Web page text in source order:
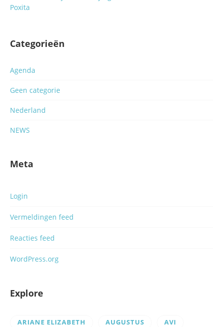
Poxita
Categorieën
Agenda
Geen categorie
Nederland
NEWS
Meta
Login
Vermeldingen feed
Reacties feed
WordPress.org
Explore
ARIANE ELIZABETH AUGUSTUS AVI